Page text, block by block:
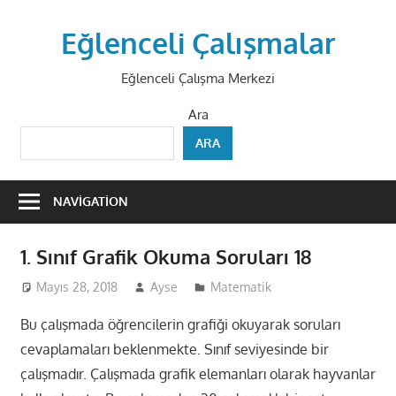
Eğlenceli Çalışmalar
Eğlenceli Çalışma Merkezi
Ara
ARA
NAVIGATION
1. Sınıf Grafik Okuma Soruları 18
Mayıs 28, 2018 Ayse Matematik
Bu çalışmada öğrencilerin grafiği okuyarak soruları
cevaplamaları beklenmekte. Sınıf seviyesinde bir
çalışmadır. Çalışmada grafik elemanları olarak hayvanlar